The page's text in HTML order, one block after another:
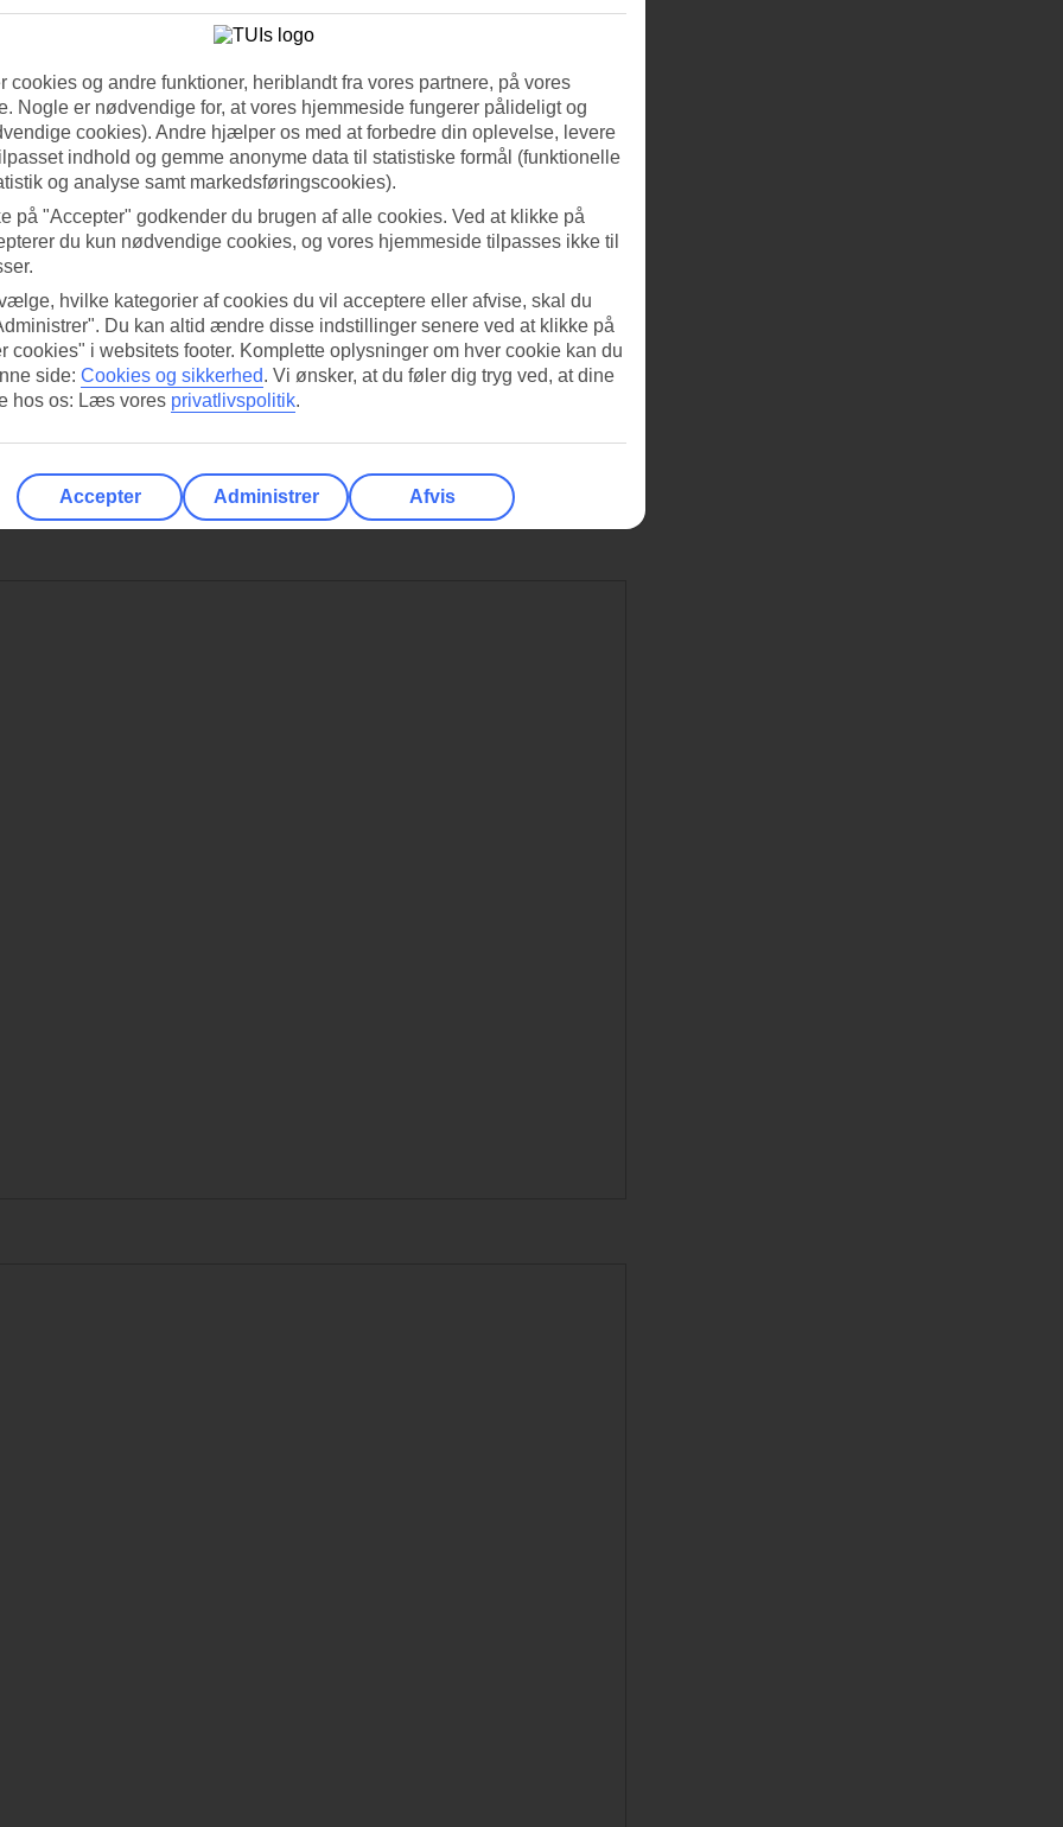
cookies og andre funktioner, heriblandt fra vores partnere, på vores
Nogle er nødvendige for, at vores hjemmeside fungerer pålideligt og
cookies). Andre hjælper os med at forbedre din oplevelse, levere
indhold og gemme anonyme data til statistiske formål (funktionelle
og analyse samt markedsføringscookies).
på "Accepter" godkender du brugen af alle cookies. Ved at klikke på
du kun nødvendige cookies, og vores hjemmeside tilpasses ikke til
hvilke kategorier af cookies du vil acceptere eller afvise, skal du
Du kan altid ændre disse indstillinger senere ved at klikke på
cookies" i websitets footer. Komplette oplysninger om hver cookie kan du
side: Cookies og sikkerhed. Vi ønsker, at du føler dig tryg ved, at dine
hos os: Læs vores privatlivspolitik.
Accepter Administrer Afvis